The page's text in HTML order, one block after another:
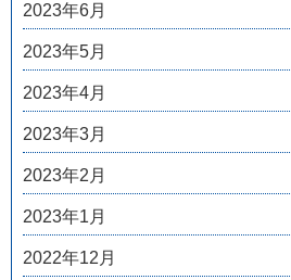
2023年6月
2023年5月
2023年4月
2023年3月
2023年2月
2023年1月
2022年12月